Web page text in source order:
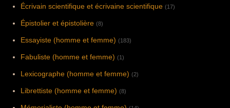
Écrivain scientifique et écrivaine scientifique (17)
Épistolier et épistolière (8)
Essayiste (homme et femme) (183)
Fabuliste (homme et femme) (1)
Lexicographe (homme et femme) (2)
Librettiste (homme et femme) (8)